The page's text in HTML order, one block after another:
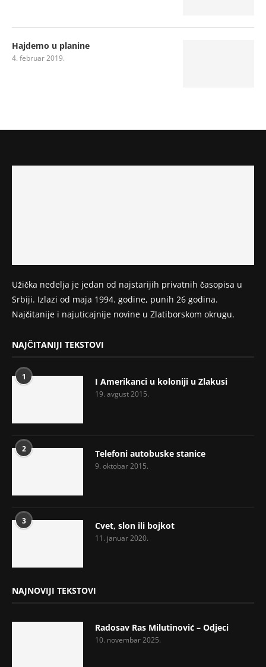
Hajdemo u planine
4. februar 2019.
Užička nedelja je jedan od najstarijih privatnih časopisa u
Srbiji. Izlazi od maja 1994. godine, punih 26 godina.
Najčitanije i najuticajnije novine u Zlatiborskom okrugu.
NAJČITANIJI TEKSTOVI
1 I Amerikanci u koloniji u Zlakusi
19. avgust 2015.
2 Telefoni autobuske stanice
9. oktobar 2015.
3 Cvet, slon ili bojkot
11. januar 2020.
NAJNOVIJI TEKSTOVI
Radosav Ras Milutinović – Odjeci
10. novembar 2025.